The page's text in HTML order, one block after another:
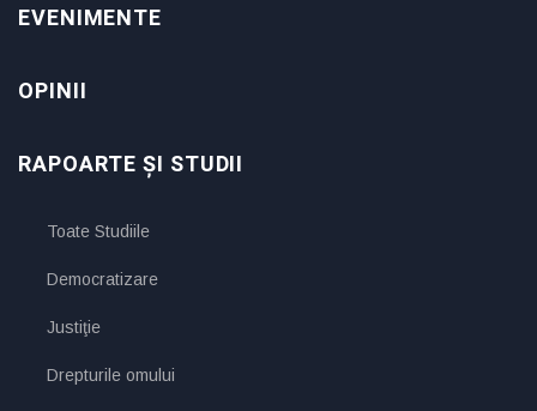
EVENIMENTE
OPINII
RAPOARTE ȘI STUDII
Toate Studiile
Democratizare
Justiţie
Drepturile omului